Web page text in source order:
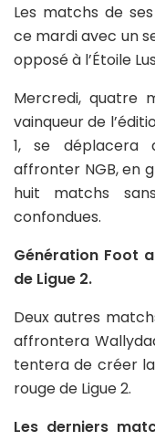
Les matchs de
ce mardi avec un
opposé à l’Étoile
Mercredi, quatre
vainqueur de
1, se déplacera
affronter NGB, en
huit matchs
confondues.
Génération Foot
de Ligue 2.
Deux autres
affrontera
tentera de créer
rouge de Ligue 2.
Les derniers